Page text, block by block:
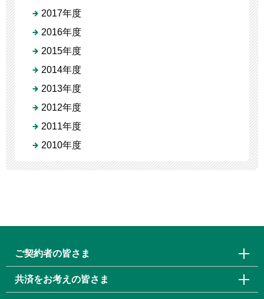
2017年度
2016年度
2015年度
2014年度
2013年度
2012年度
2011年度
2010年度
ご契約者の皆さま
共済をお考えの皆さま